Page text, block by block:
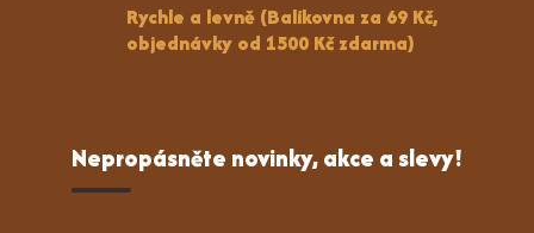
Rychle a levně (Balíkovna za 69 Kč,
objednávky od 1500 Kč zdarma)
Nepropásněte novinky, akce a slevy!